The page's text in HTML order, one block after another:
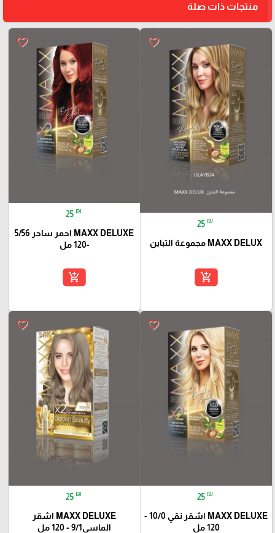
منتجات ذات صلة
favorite_border
25 ₪
MAXX DELUX مجموعة التباين
add_shopping_cart
favorite_border
25 ₪
MAXX DELUXE احمر ساحر 5/56
-120 مل
add_shopping_cart
favorite_border
25 ₪
MAXX DELUXE اشقر نقي 10/0 -
120 مل
favorite_border
25 ₪
MAXX DELUXE اشقر
الماسي9/1 - 120 مل